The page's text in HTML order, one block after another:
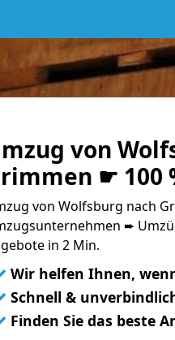
von
☛ 100
von Wolfsburg nach
➨
in 2 Min.
Wir helfen Ihnen,
Schnell &
Finden Sie das beste